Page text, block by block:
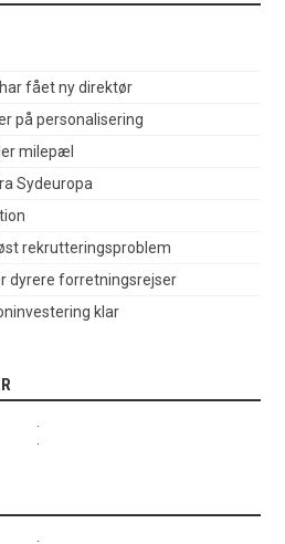
fået ny direktør
på personalisering
milepæl
Sydeuropa
rekrutteringsproblem
dyrere forretningsrejser
klar